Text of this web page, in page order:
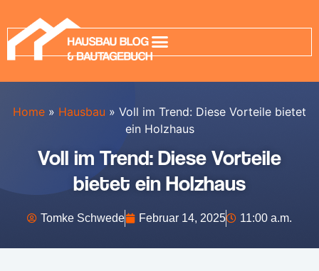
Home » Hausbau » Voll im Trend: Diese Vorteile bietet
ein Holzhaus
Voll im Trend: Diese Vorteile
bietet ein Holzhaus
Tomke Schwede Februar 14, 2025 11:00 a.m.